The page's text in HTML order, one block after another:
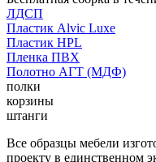
ЛДСП
Пластик Alvic Luxe
Пластик HPL
Пленка ПВХ
Полотно АГТ (МДФ)
полки
корзины
штанги
Все образцы мебели
проекту в единственном